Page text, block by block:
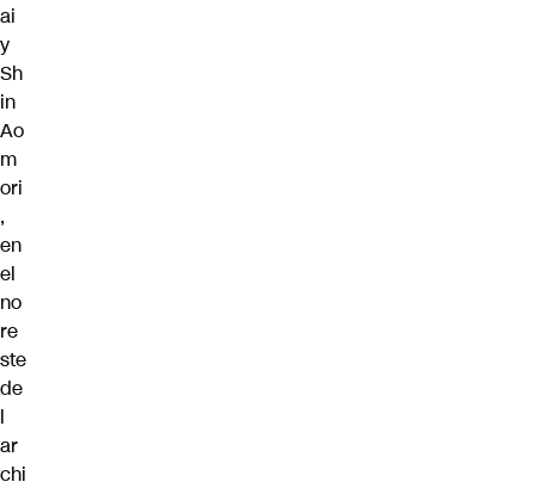
ai
y
Sh
in
Ao
m
ori
,
en
el
no
re
ste
de
l
ar
chi